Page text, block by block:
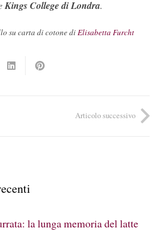
Kings College di Londra.
su carta di cotone diElisabetta Furcht
Articolo successivo
la lunga memoria del latte